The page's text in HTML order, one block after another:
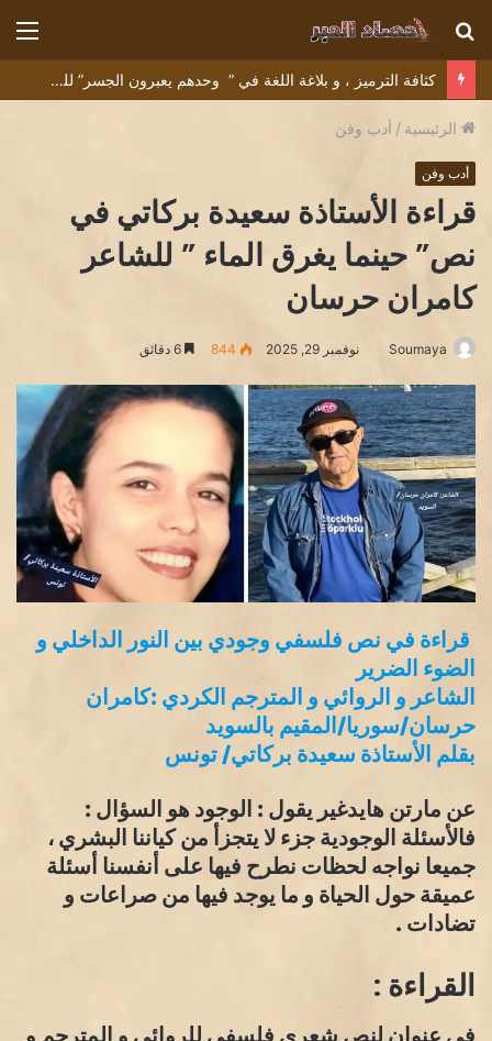
بحث
عن
كثافة الترميز ، و بلاغة اللغة في ” وحدهم يعبرون الجسر” للشاعر التونسي البشير عبيد
الرئيسية / أدب وفن
أدب وفن
قراءة الأستاذة سعيدة بركاتي في
نص” حينما يغرق الماء ” للشاعر
كامران حرسان
Soumaya نوفمبر 29, 2025 844
قراءة في نص فلسفي وجودي بين النور الداخلي و
الضوء الضرير
الشاعر و الروائي و المترجم الكردي :كامران
حرسان/سوريا/المقيم بالسويد
بقلم الأستاذة سعيدة بركاتي/ تونس
عن مارتن هايدغير يقول : الوجود هو السؤال :
فالأسئلة الوجودية جزء لا يتجزأ من كياننا البشري ،
جميعا نواجه لحظات نطرح فيها على أنفسنا أسئلة
عميقة حول الحياة و ما يوجد فيها من صراعات و
تضادات .
القراءة :
في عنوان لنص شعري فلسفي للروائي و المترجم و